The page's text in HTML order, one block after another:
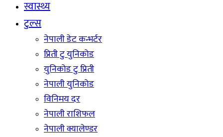
स्वास्थ्य
टुल्स
नेपाली डेट कन्भर्टर
प्रिती टु युनिकोड
युनिकोड टु प्रिती
नेपाली युनिकोड
विनिमय दर
नेपाली राशिफल
नेपाली क्यालेण्डर